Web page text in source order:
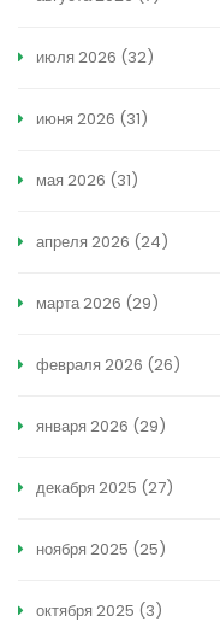
июля 2026 (32)
июня 2026 (31)
мая 2026 (31)
апреля 2026 (24)
марта 2026 (29)
февраля 2026 (26)
января 2026 (29)
декабря 2025 (27)
ноября 2025 (25)
октября 2025 (3)